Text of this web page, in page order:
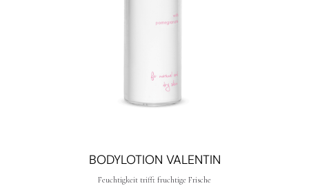
BODYLOTION VALENTIN
Feuchtigkeit trifft fruchtige Frische